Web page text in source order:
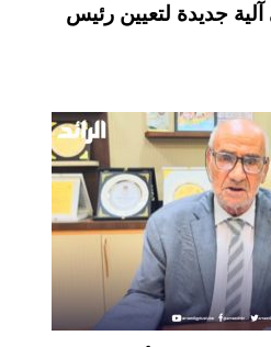
آلية جديدة لتعيين رئيس